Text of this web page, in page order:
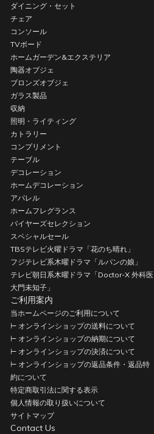
ダイニング・セット
チェア
コンソール
TVボード
ホームガーデン&エクステリア
陶器オブジェ
ブロンズオブジェ
ガラス製品
収納
照明・ライティング
カトラリー
コンプリメント
テーブル
デコレーション
ホームデコレーション
アパレル
ホームフレグランス
バイヤーズセレクション
スペシャルセール
TBSテレビ火曜ドラマ「花のち晴れ」
フジテレビ系木曜ドラマ「ルパンの娘」
テレビ朝日系木曜ドラマ「Doctor-X 外科医
大門未知子」
ご利用案内
当ホームページのご利用について
⊢ オンラインショップの送料について
⊢ オンラインショップの納期について
⊢ オンラインショップの決済について
⊢ オンラインショップの返品条件・返品特
約について
特定商取引法に関する表示
個人情報の取り扱いについて
サイトマップ
Contact Us